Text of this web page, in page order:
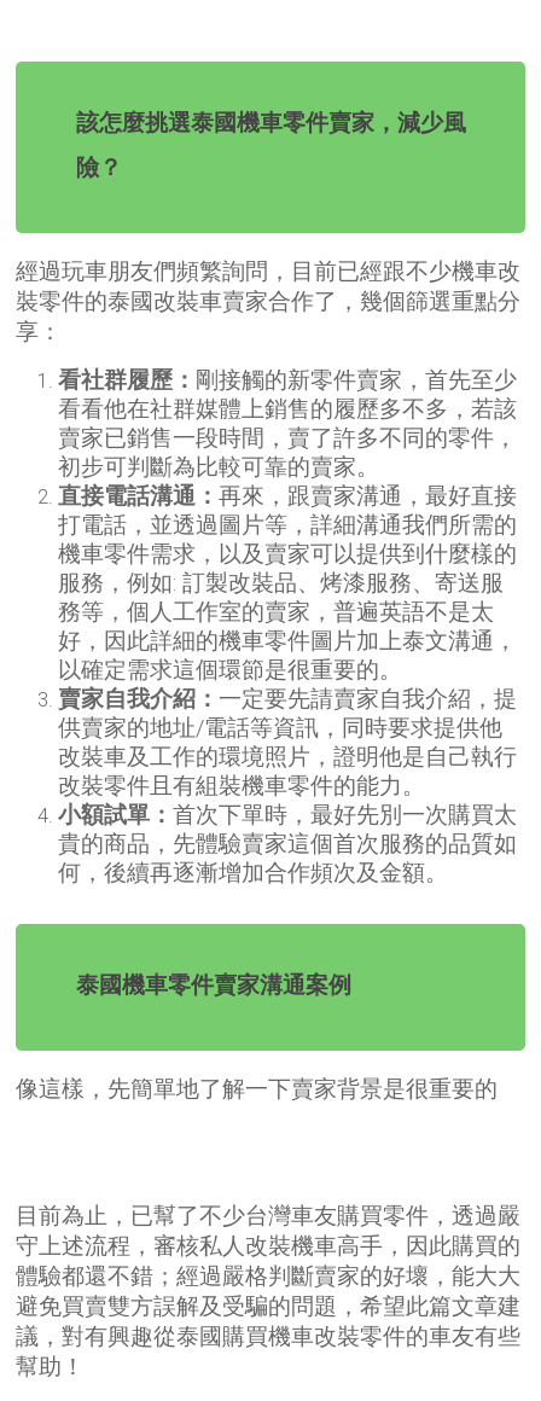
該怎麼挑選泰國機車零件賣家，減少風
險？
經過玩車朋友們頻繁詢問，目前已經跟不少機車改
裝零件的泰國改裝車賣家合作了，幾個篩選重點分
享：
看社群履歷： 剛接觸的新零件賣家，首先至少
看看他在社群媒體上銷售的履歷多不多，若該
賣家已銷售一段時間，賣了許多不同的零件，
初步可判斷為比較可靠的賣家。
直接電話溝通：再來，跟賣家溝通，最好直接
打電話，並透過圖片等，詳細溝通我們所需的
機車零件需求，以及賣家可以提供到什麼樣的
服務，例如: 訂製改裝品、烤漆服務、寄送服
務等，個人工作室的賣家，普遍英語不是太
好，因此詳細的機車零件圖片加上泰文溝通，
以確定需求這個環節是很重要的。
賣家自我介紹： 一定要先請賣家自我介紹，提
供賣家的地址/電話等資訊，同時要求提供他
改裝車及工作的環境照片，證明他是自己執行
改裝零件且有組裝機車零件的能力。
小額試單：首次下單時，最好先別一次購買太
貴的商品，先體驗賣家這個首次服務的品質如
何，後續再逐漸增加合作頻次及金額。
泰國機車零件賣家溝通案例
像這樣，先簡單地了解一下賣家背景是很重要的
目前為止，已幫了不少台灣車友購買零件，透過嚴
守上述流程，審核私人改裝機車高手，因此購買的
體驗都還不錯；經過嚴格判斷賣家的好壞，能大大
避免買賣雙方誤解及受騙的問題，希望此篇文章建
議，對有興趣從泰國購買機車改裝零件的車友有些
幫助！